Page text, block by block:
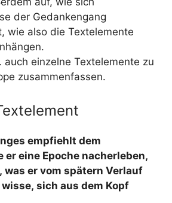
der Gedankengang
wie also die Textelemente
auch einzelne Textelemente zu
zusammenfassen.
empfiehlt dem
er eine Epoche nacherleben,
was er vom spätern Verlauf
sich aus dem Kopf